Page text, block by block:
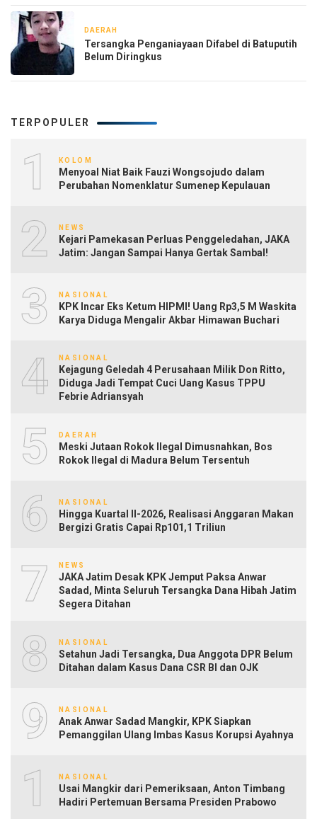
DAERAH
Tersangka Penganiayaan Difabel di Batuputih
Belum Diringkus
TERPOPULER
1 KOLOM
Menyoal Niat Baik Fauzi Wongsojudo dalam
Perubahan Nomenklatur Sumenep Kepulauan
2 NEWS
Kejari Pamekasan Perluas Penggeledahan, JAKA
Jatim: Jangan Sampai Hanya Gertak Sambal!
3 NASIONAL
KPK Incar Eks Ketum HIPMI! Uang Rp3,5 M Waskita
Karya Diduga Mengalir Akbar Himawan Buchari
4 NASIONAL
Kejagung Geledah 4 Perusahaan Milik Don Ritto,
Diduga Jadi Tempat Cuci Uang Kasus TPPU
Febrie Adriansyah
5 DAERAH
Meski Jutaan Rokok Ilegal Dimusnahkan, Bos
Rokok Ilegal di Madura Belum Tersentuh
6 NASIONAL
Hingga Kuartal II-2026, Realisasi Anggaran Makan
Bergizi Gratis Capai Rp101,1 Triliun
7 NEWS
JAKA Jatim Desak KPK Jemput Paksa Anwar
Sadad, Minta Seluruh Tersangka Dana Hibah Jatim
Segera Ditahan
8 NASIONAL
Setahun Jadi Tersangka, Dua Anggota DPR Belum
Ditahan dalam Kasus Dana CSR BI dan OJK
9 NASIONAL
Anak Anwar Sadad Mangkir, KPK Siapkan
Pemanggilan Ulang Imbas Kasus Korupsi Ayahnya
10NASIONAL
Usai Mangkir dari Pemeriksaan, Anton Timbang
Hadiri Pertemuan Bersama Presiden Prabowo